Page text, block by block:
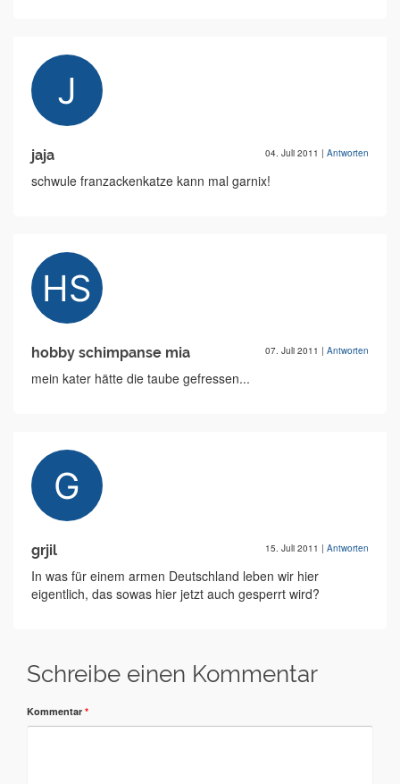
jaja 04. Juli 2011 | Antworten
schwule franzackenkatze kann mal garnix!
hobby schimpanse mia 07. Juli 2011 | Antworten
mein kater hätte die taube gefressen...
grjil 15. Juli 2011 | Antworten
In was für einem armen Deutschland leben wir hier
eigentlich, das sowas hier jetzt auch gesperrt wird?
Schreibe einen Kommentar
Kommentar *